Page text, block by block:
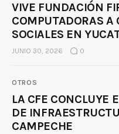
VIVE FUNDACIÓN
COMPUTADORAS A
SOCIALES EN
JUNIO 30, 2026 0
OTROS
LA CFE CONCLUYE
DE
CAMPECHE